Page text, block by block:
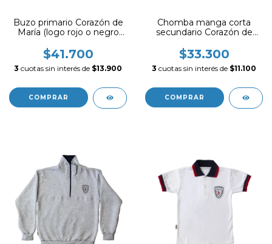
Buzo primario Corazón de
María (logo rojo o negro
$41.700
3 cuotas sin interés de $13.900
COMPRAR
Chomba manga corta
secundario Corazón de
segun disponibidad)
$33.300
3 cuotas sin interés de $11.100
COMPRAR